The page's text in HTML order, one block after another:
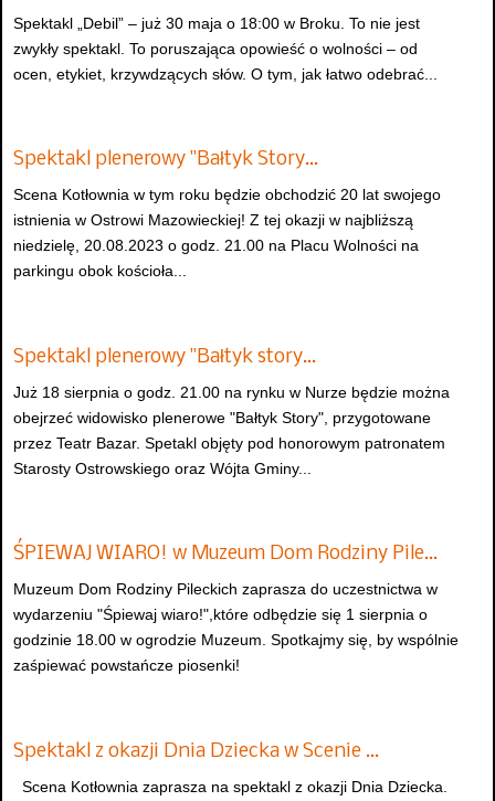
Spektakl „Debil” – już 30 maja o 18:00 w Broku. To nie jest
zwykły spektakl. To poruszająca opowieść o wolności – od
ocen, etykiet, krzywdzących słów. O tym, jak łatwo odebrać...
Spektakl plenerowy "Bałtyk Story…
Scena Kotłownia w tym roku będzie obchodzić 20 lat swojego
istnienia w Ostrowi Mazowieckiej! Z tej okazji w najbliższą
niedzielę, 20.08.2023 o godz. 21.00 na Placu Wolności na
parkingu obok kościoła...
Spektakl plenerowy "Bałtyk story…
Już 18 sierpnia o godz. 21.00 na rynku w Nurze będzie można
obejrzeć widowisko plenerowe "Bałtyk Story", przygotowane
przez Teatr Bazar. Spetakl objęty pod honorowym patronatem
Starosty Ostrowskiego oraz Wójta Gminy...
ŚPIEWAJ WIARO! w Muzeum Dom Rodziny Pile…
Muzeum Dom Rodziny Pileckich zaprasza do uczestnictwa w
wydarzeniu "Śpiewaj wiaro!",które odbędzie się 1 sierpnia o
godzinie 18.00 w ogrodzie Muzeum. Spotkajmy się, by wspólnie
zaśpiewać powstańcze piosenki!
Spektakl z okazji Dnia Dziecka w Scenie …
Scena Kotłownia zaprasza na spektakl z okazji Dnia Dziecka.